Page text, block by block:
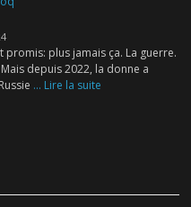
promis: plus jamais ça. La guerre.
Mais depuis 2022, la donne a
... Lire la suite